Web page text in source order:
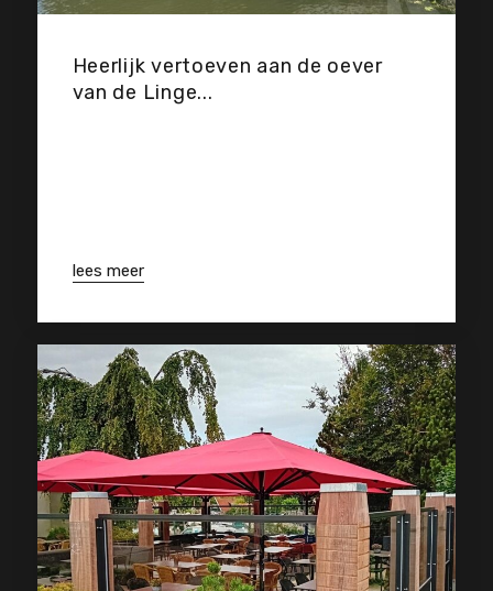
Heerlijk vertoeven aan de oever
van de Linge...
lees meer